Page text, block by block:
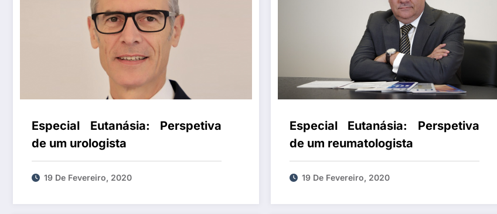
Especial Eutanásia: Perspetiva
de um urologista
19 De Fevereiro, 2020
Especial Eutanásia: Perspetiva
de um reumatologista
19 De Fevereiro, 2020